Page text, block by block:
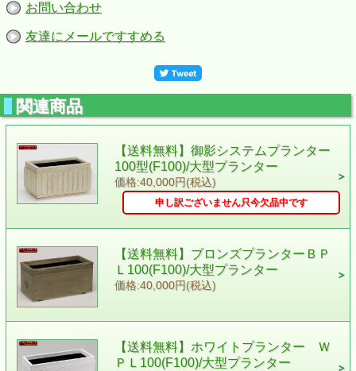
お問い合わせ
友達にメールですすめる
関連商品
【送料無料】御影システムプランター
100型(F100)/大型プランター
価格:40,000円(税込)
申し訳ございません只今欠品中です
【送料無料】ブロンズプランターＢＰ
Ｌ100(F100)/大型プランター
価格:40,000円(税込)
【送料無料】ホワイトプランター Ｗ
ＰＬ100(F100)/大型プランター